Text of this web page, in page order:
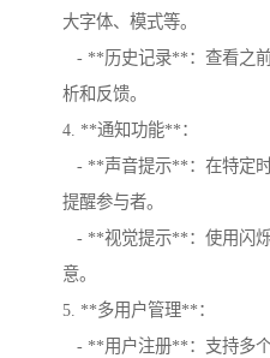
大字体、模式等。
- **历史记录**：查看之
析和反馈。
4. **通知功能**：
- **声音提示**：在特定时
提醒参与者。
- **视觉提示**：使用闪
意。
5. **多用户管理**：
- **用户注册**：支持多个